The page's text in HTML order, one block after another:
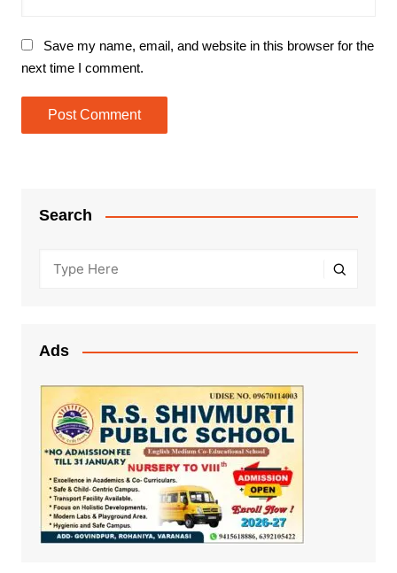
Save my name, email, and website in this browser for the
next time I comment.
Search
Ads